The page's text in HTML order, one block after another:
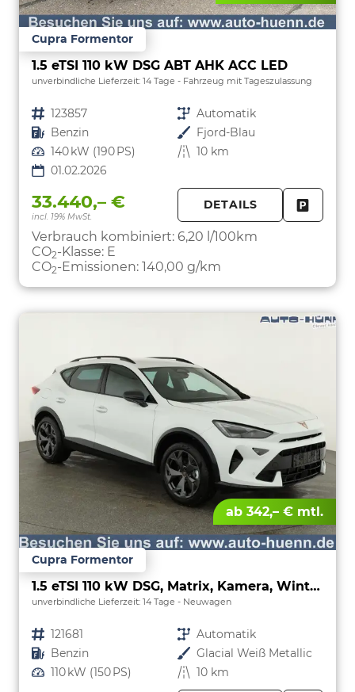
Cupra Formentor
1.5 eTSI 110 kW DSG ABT AHK ACC LED
unverbindliche Lieferzeit: 14 Tage Fahrzeug mit Tageszulassung
Fahrzeugnr. 123857 Getriebe Automatik
Kraftstoff Benzin Außenfarbe Fjord-Blau
Leistung 140 kW (190 PS) Kilometerstand 10 km
01.02.2026
33.440,– €
incl. 19% MwSt.
DETAILS
Verbrauch kombiniert: 6,20 l/100km
CO2-Klasse: E
CO2-Emissionen: 140,00 g/km
ab 342,– € mtl.
Cupra Formentor
1.5 eTSI 110 kW DSG, Matrix, Kamera, Winter, el. Klappe, 5 J.-Garantie
unverbindliche Lieferzeit: 14 Tage Neuwagen
Fahrzeugnr. 121681 Getriebe Automatik
Kraftstoff Benzin Außenfarbe Glacial Weiß Metallic
Leistung 110 kW (150 PS) Kilometerstand 10 km